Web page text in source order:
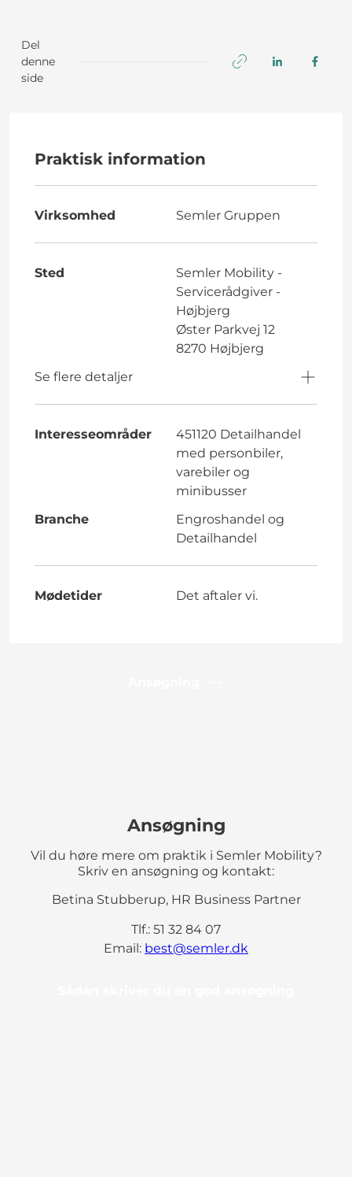
Del
denne
side
Praktisk information
Virksomhed Semler Gruppen
Sted
Semler Mobility -
Servicerådgiver -
Højbjerg
Øster Parkvej 12
8270 Højbjerg
Se flere detaljer
Interesseområder
451120 Detailhandel
med personbiler,
varebiler og
minibusser
Branche
Engroshandel og
Detailhandel
Mødetider Det aftaler vi.
Ansøgning
Vil du høre mere om praktik i Semler Mobility?
Skriv en ansøgning og kontakt:
Betina Stubberup, HR Business Partner
Tlf.: 51 32 84 07
Email: best@semler.dk